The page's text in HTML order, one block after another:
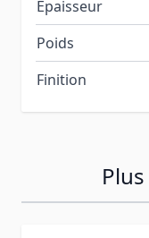
Épaisseur
Poids
Finition